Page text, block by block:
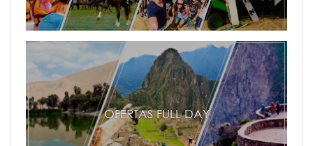
OFERTAS FULL DAY